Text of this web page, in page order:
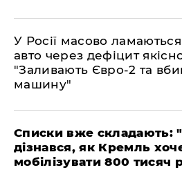
У Росії масово ламаються
авто через дефіцит
"Заливають Євро-2 та
машину"
Списки вже
дізнався, як Кремль
мобілізувати 800 тисяч